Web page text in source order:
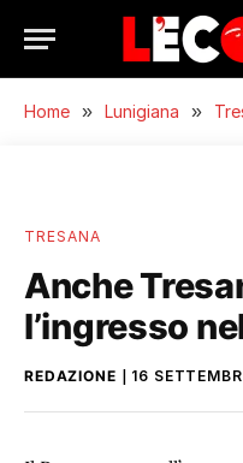
Home » Lunigiana »
TRESANA
Anche
l’ingresso
REDAZIONE 16